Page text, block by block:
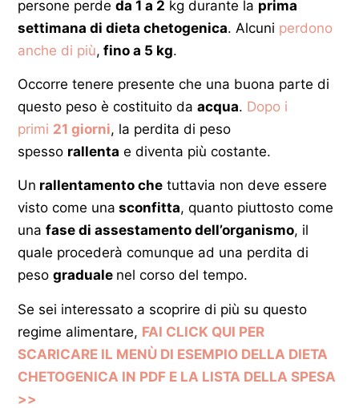
persone perde da 1 a 2 kg durante la prima
settimana di dieta chetogenica. Alcuni perdono
anche di più, fino a 5 kg.
Occorre tenere presente che una buona parte di
questo peso è costituito da acqua. Dopo i
primi 21 giorni, la perdita di peso
spesso rallenta e diventa più costante.
Un rallentamento che tuttavia non deve essere
visto come una sconfitta, quanto piuttosto come
una fase di assestamento dell’organismo, il
quale procederà comunque ad una perdita di
peso graduale nel corso del tempo.
Se sei interessato a scoprire di più su questo
regime alimentare, FAI CLICK QUI PER
SCARICARE IL MENÙ DI ESEMPIO DELLA DIETA
CHETOGENICA IN PDF E LA LISTA DELLA SPESA
>>